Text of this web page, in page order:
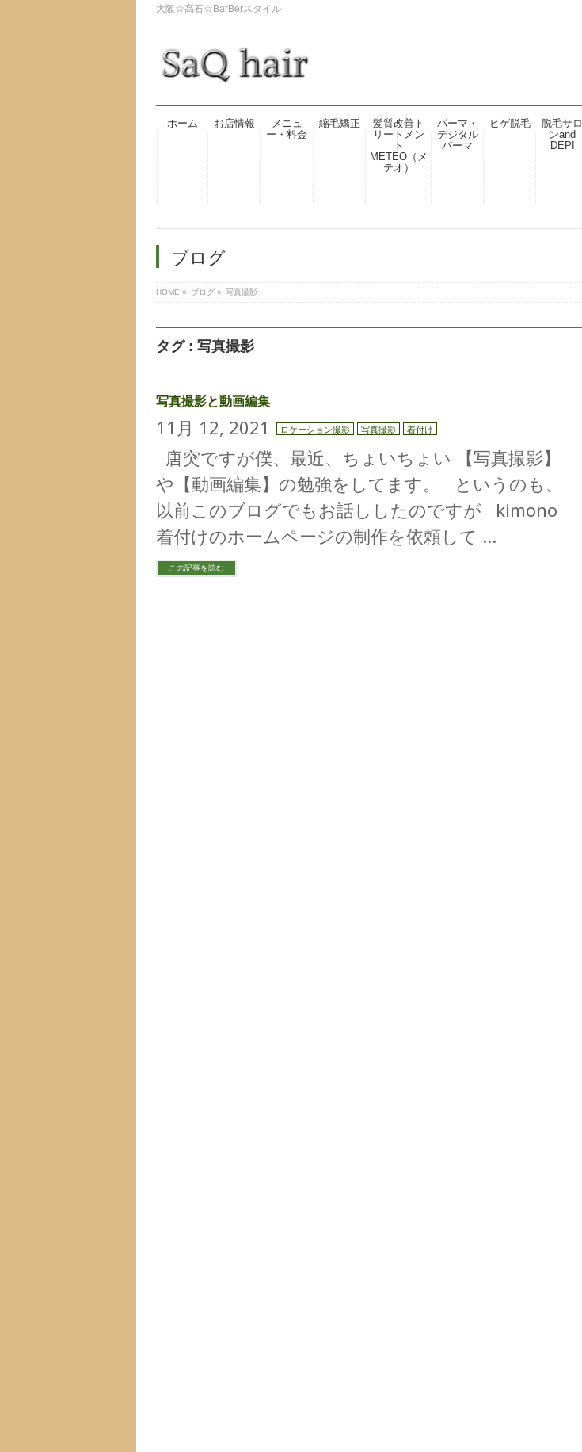
大阪☆高石☆BarBerスタイル
ホーム お店情報
メニュ
ー・料金
縮毛矯正
髪質改善ト
リートメン
ト
METEO（メ
テオ）
パーマ・
デジタル
パーマ
ヒゲ脱毛
脱毛サロ
ンand
DEPI
ブログ
HOME » ブログ » 写真撮影
タグ : 写真撮影
写真撮影と動画編集
11月 12, 2021 ロケーション撮影 写真撮影 着付け
唐突ですが僕、最近、ちょいちょい 【写真撮影】
や【動画編集】の勉強をしてます。 というのも、
以前このブログでもお話ししたのですが kimono
着付けのホームページの制作を依頼して …
この記事を読む